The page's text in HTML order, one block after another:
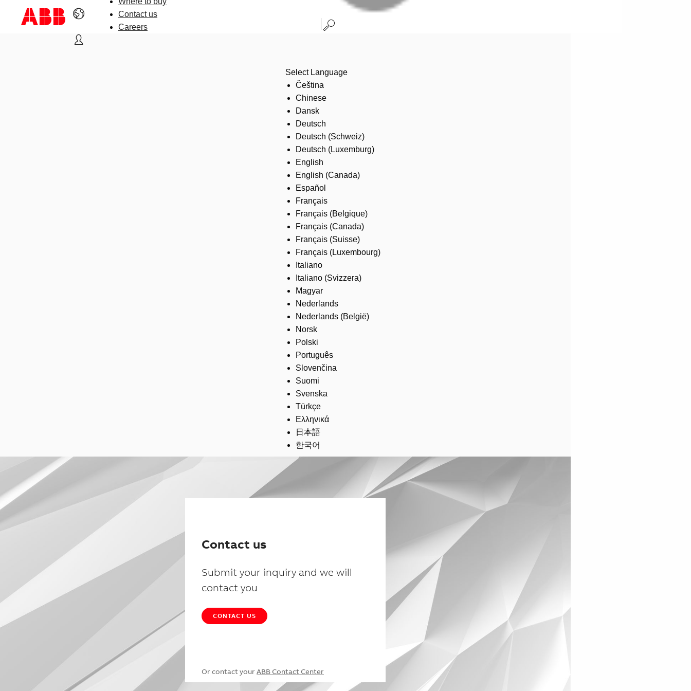
Contact us
Careers
Select Language
Čeština
Chinese
Dansk
Deutsch
Deutsch (Schweiz)
Deutsch (Luxemburg)
English
English (Canada)
Español
Français
Français (Belgique)
Français (Canada)
Français (Suisse)
Français (Luxembourg)
Italiano
Italiano (Svizzera)
Magyar
Nederlands
Nederlands (België)
Norsk
Polski
Português
Slovenčina
Suomi
Svenska
Türkçe
Ελληνικά
日本語
한국어
Contact us
Submit your inquiry and we will
contact you
CONTACT US
Or contact your ABB Contact Center